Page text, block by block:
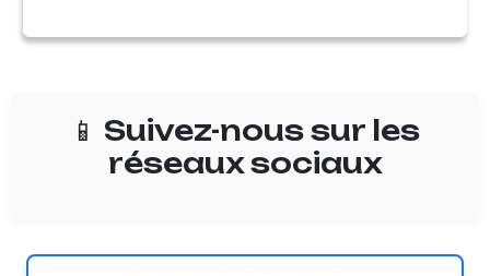
📱 Suivez-nous sur les
réseaux sociaux